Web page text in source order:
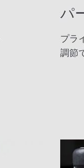
パ
プラ
調節